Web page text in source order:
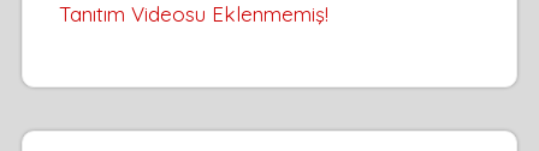
Tanıtım Videosu Eklenmemiş!